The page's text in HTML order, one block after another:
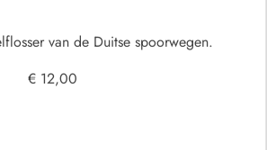
van de Duitse spoorwegen.
€ 12,00